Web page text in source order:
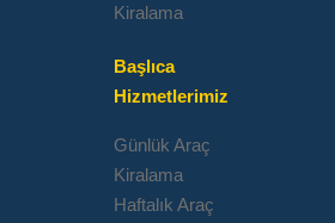
Kiralama
Başlıca
Hizmetlerimiz
Günlük Araç
Kiralama
Haftalık Araç